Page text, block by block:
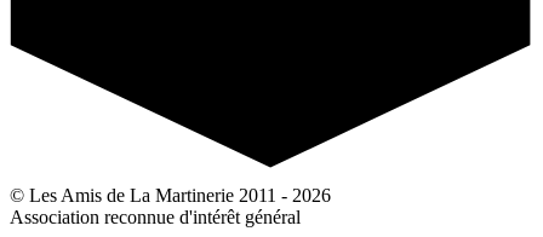
© Les Amis de La Martinerie 2011 - 2026
Association reconnue d'intérêt général